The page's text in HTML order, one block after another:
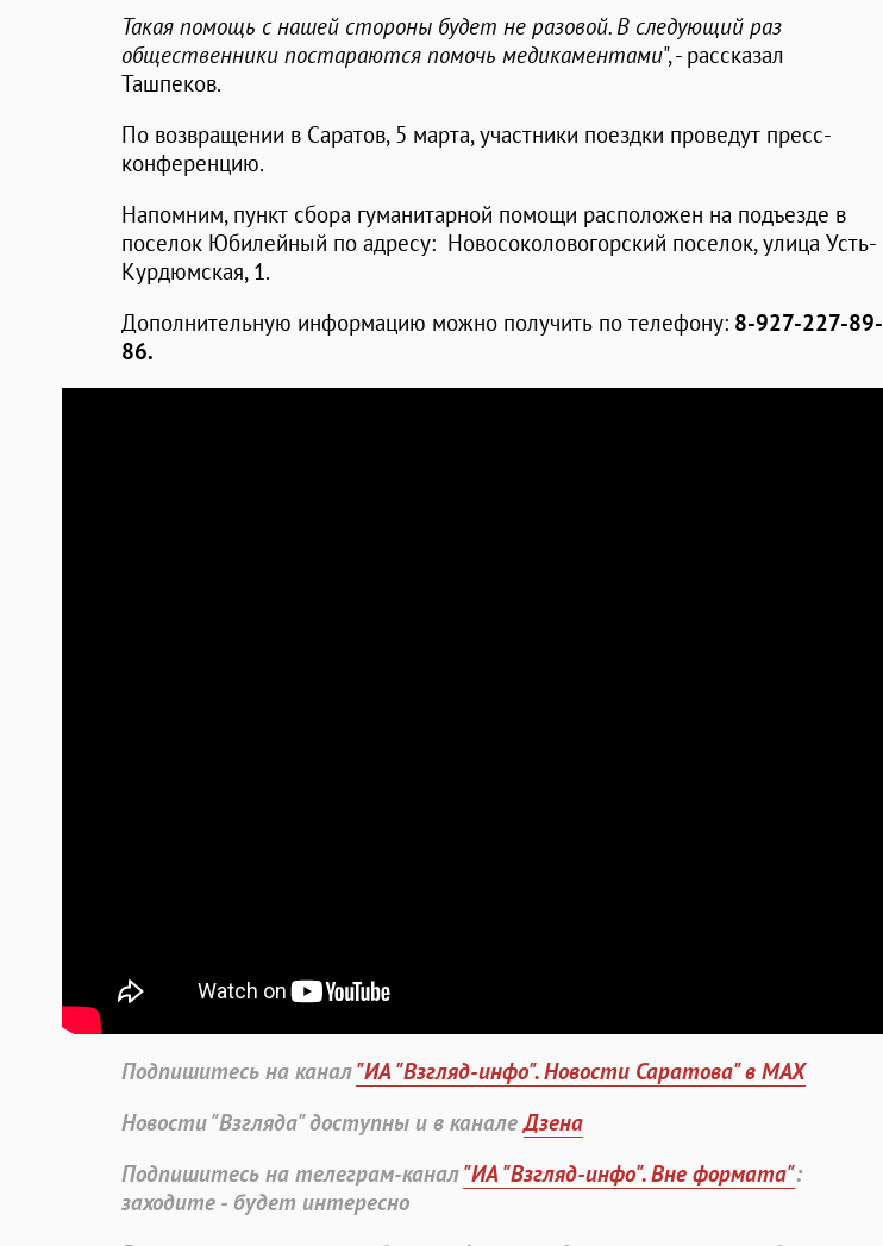
Такая помощь с нашей стороны будет не разовой. В следующий раз
общественники постараются помочь медикаментами", - рассказал
Ташпеков.
По возвращении в Саратов, 5 марта, участники поездки проведут пресс-
конференцию.
Напомним, пункт сбора гуманитарной помощи расположен на подъезде в
поселок Юбилейный по адресу: Новосоколовогорский поселок, улица Усть-
Курдюмская, 1.
Дополнительную информацию можно получить по телефону: 8-927-227-89-
86.
Подпишитесь на канал"ИА "Взгляд-инфо". Новости Саратова" в MAX
Новости "Взгляда" доступны и в каналеДзена
Подпишитесь на телеграм-канал"ИА "Взгляд-инфо". Вне формата":
заходите - будет интересно